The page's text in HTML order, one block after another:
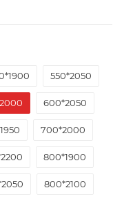
550*2050
600*2050
700*2000
800*1900
800*2100